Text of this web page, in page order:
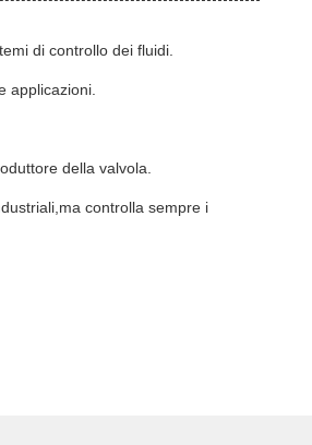
di controllo dei fluidi.
applicazioni.
della valvola.
controlla sempre i